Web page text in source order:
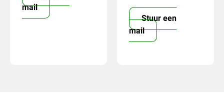
mail
Stuur een
mail